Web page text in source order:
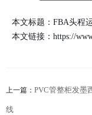
本文标题：FBA头程
本文链接： https://
上一篇： PVC管整柜发墨
线